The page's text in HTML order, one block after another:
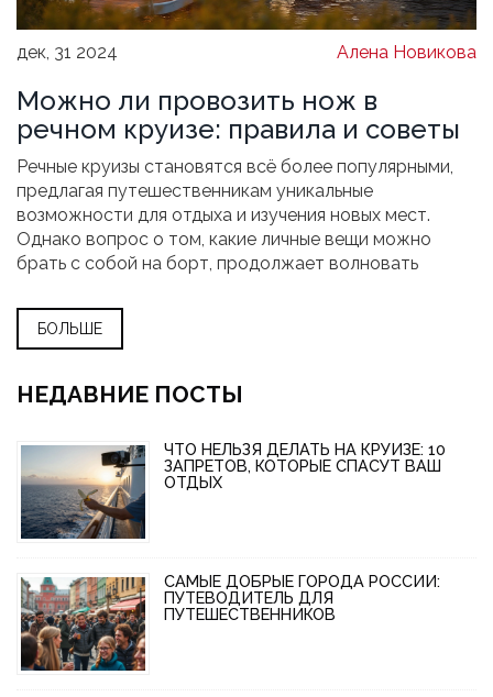
дек, 31 2024 Алена Новикова
Можно ли провозить нож в
речном круизе: правила и советы
Речные круизы становятся всё более популярными,
предлагая путешественникам уникальные
возможности для отдыха и изучения новых мест.
Однако вопрос о том, какие личные вещи можно
брать с собой на борт, продолжает волновать
собой нож в круиз и какие правила существуют для
обеспечения безопасности пассажиров. Мы также
чтобы избежать ненужных проблем.
БОЛЬШЕ
НЕДАВНИЕ ПОСТЫ
ЧТО НЕЛЬЗЯ ДЕЛАТЬ НА КРУИЗЕ: 10
ЗАПРЕТОВ, КОТОРЫЕ СПАСУТ ВАШ
ОТДЫХ
САМЫЕ ДОБРЫЕ ГОРОДА РОССИИ:
ПУТЕВОДИТЕЛЬ ДЛЯ
ПУТЕШЕСТВЕННИКОВ